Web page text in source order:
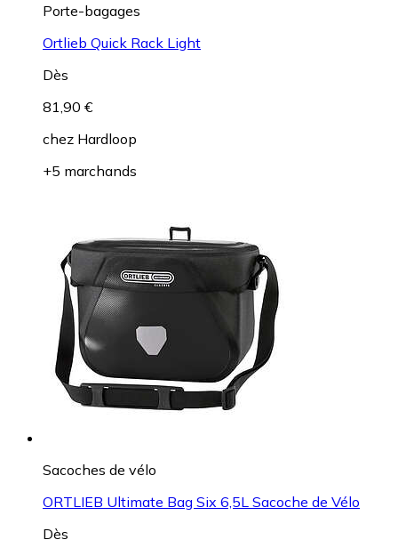
Porte-bagages
Ortlieb Quick Rack Light
Dès
81,90 €
chez Hardloop
+5 marchands
Sacoches de vélo
ORTLIEB Ultimate Bag Six 6,5L Sacoche de Vélo
Dès